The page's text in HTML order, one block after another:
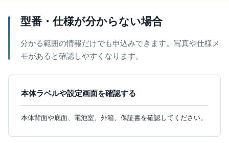
型番・仕様が分からない場合
分かる範囲の情報だけでも申込みできます。写真や仕様メ
モがあると確認しやすくなります。
本体ラベルや設定画面を確認する
本体背面や底面、電池室、外箱、保証書を確認してください。